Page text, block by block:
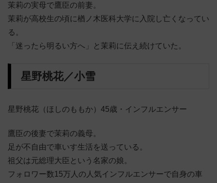
茉莉の実母で鷹臣の前妻。
茉莉が高校生の頃に楢ノ木医科大学に入院し亡くなってい
る。
「迷ったら明るい方へ」と茉莉に伝え続けていた。
星野桃花／小雪
星野桃花（ほしのももか）45歳・インフルエンサー
鷹臣の後妻で茉莉の義母。
足が不自由で車いす生活を送っている。
祖父は元総理大臣という名家の娘。
フォロワー数15万人の人気インフルエンサーで自身の車